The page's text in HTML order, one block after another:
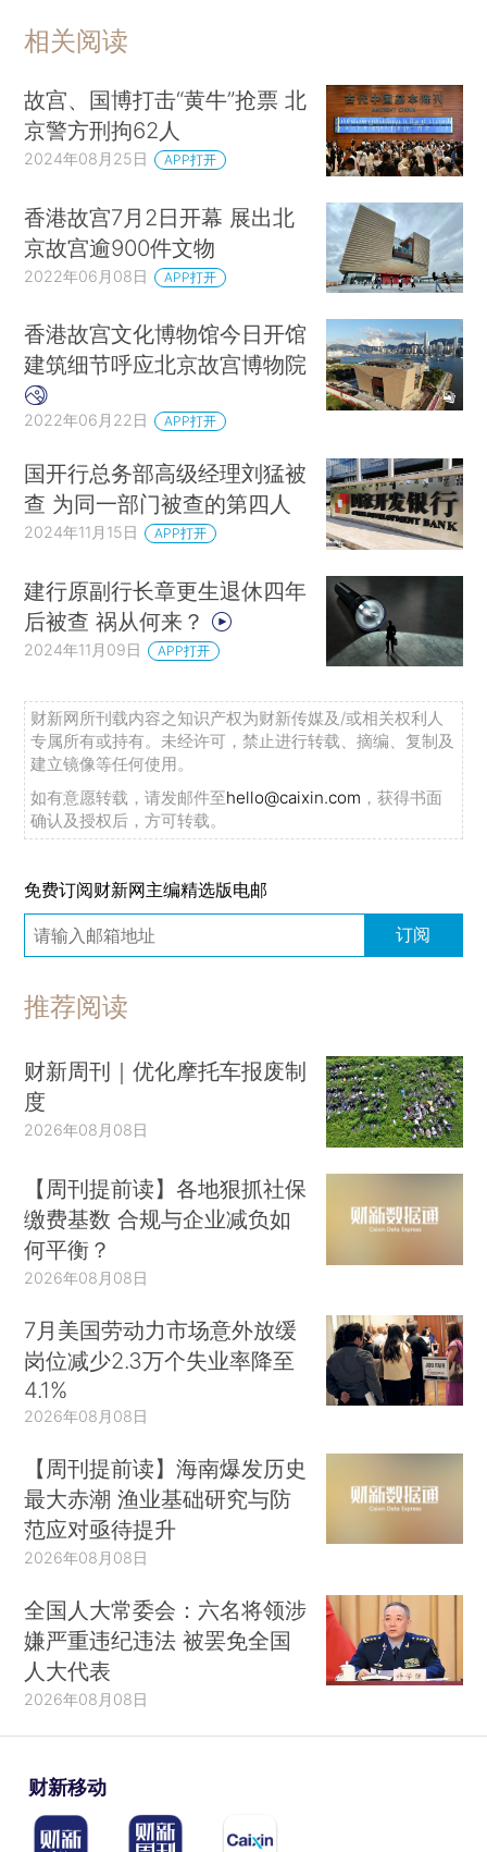
相关阅读
故宫、国博打击“黄牛”抢票 北
京警方刑拘62人
2024年08月25日 APP打开
香港故宫7月2日开幕 展出北
京故宫逾900件文物
2022年06月08日 APP打开
香港故宫文化博物馆今日开馆
建筑细节呼应北京故宫博物院
2022年06月22日 APP打开
国开行总务部高级经理刘猛被
查 为同一部门被查的第四人
2024年11月15日 APP打开
建行原副行长章更生退休四年
后被查 祸从何来？
2024年11月09日 APP打开
财新网所刊载内容之知识产权为财新传媒及/或相关权利人
专属所有或持有。未经许可，禁止进行转载、摘编、复制及
建立镜像等任何使用。
如有意愿转载，请发邮件至hello@caixin.com ，获得书面
确认及授权后，方可转载。
免费订阅财新网主编精选版电邮
订阅
推荐阅读
财新周刊｜优化摩托车报废制
度
2026年08月08日
【周刊提前读】各地狠抓社保
缴费基数 合规与企业减负如
何平衡？
2026年08月08日
7月美国劳动力市场意外放缓
岗位减少2.3万个失业率降至
4.1%
2026年08月08日
【周刊提前读】海南爆发历史
最大赤潮 渔业基础研究与防
范应对亟待提升
2026年08月08日
全国人大常委会：六名将领涉
嫌严重违纪违法 被罢免全国
人大代表
2026年08月08日
财新移动